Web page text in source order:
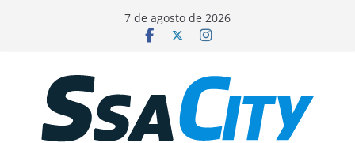
conteúdo
7 de agosto de 2026